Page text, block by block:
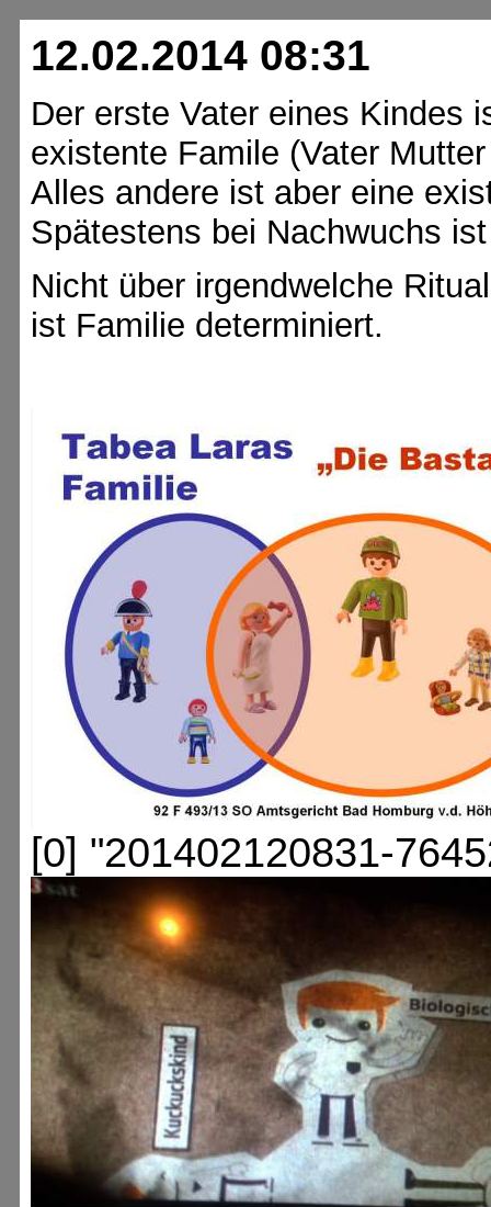
12.02.2014 08:31
Der erste Vater eines Kindes
existente Famile (Vater
Alles andere ist aber eine
Spätestens bei Nachwuchs
Nicht über irgendwelche
ist Familie determiniert.
[0] "201402120831-